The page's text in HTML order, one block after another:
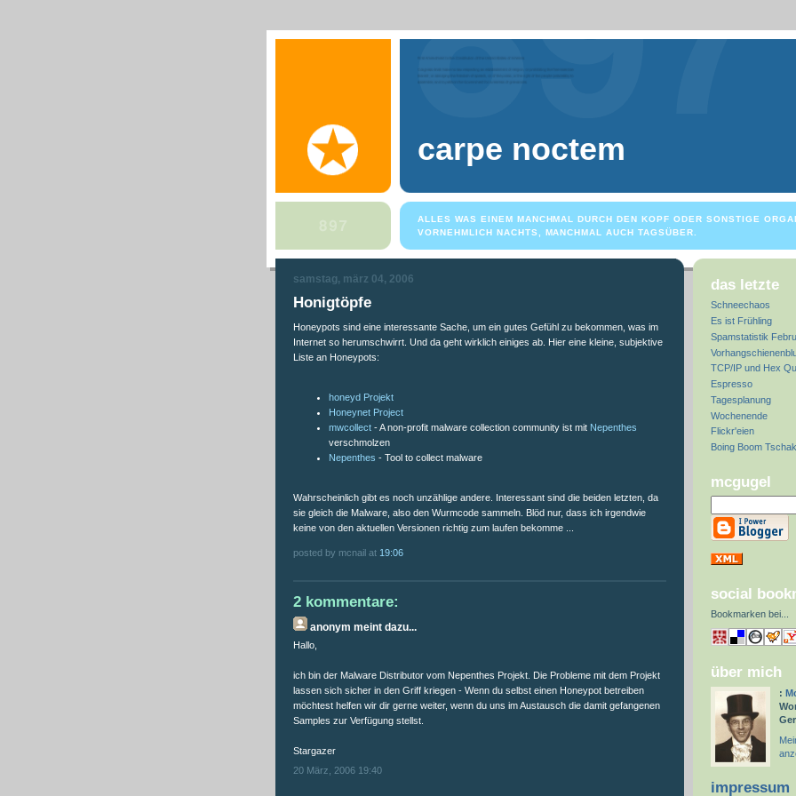
carpe noctem
ALLES WAS EINEM MANCHMAL DURCH DEN KOPF ODER SONSTIGE
VORNEHMLICH NACHTS, MANCHMAL AUCH TAGSÜBER.
samstag, märz 04, 2006
Honigtöpfe
Honeypots sind eine interessante Sache, um ein gutes Gefühl zu bekommen, was im
Internet so herumschwirrt. Und da geht wirklich einiges ab. Hier eine kleine, subjektive
Liste an Honeypots:
honeyd Projekt
Honeynet Project
mwcollect - A non-profit malware collection community ist mit Nepenthes
verschmolzen
Nepenthes - Tool to collect malware
Wahrscheinlich gibt es noch unzählige andere. Interessant sind die beiden letzten, da
sie gleich die Malware, also den Wurmcode sammeln. Blöd nur, dass ich irgendwie
keine von den aktuellen Versionen richtig zum laufen bekomme ...
posted by mcnail at 19:06
2 kommentare:
anonym meint dazu...
Hallo,
ich bin der Malware Distributor vom Nepenthes Projekt. Die Probleme mit dem Projekt
lassen sich sicher in den Griff kriegen - Wenn du selbst einen Honeypot betreiben
möchtest helfen wir dir gerne weiter, wenn du uns im Austausch die damit gefangenen
Samples zur Verfügung stellst.
Stargazer
20 März, 2006 19:40
das letzte
Schneechaos
Es ist Frühling
Spamstatistik
TCP/IP und Hex
Espresso
Tagesplanung
Wochenende
Flickr'eien
Boing Boom Tschak
mcgugel
social
Bookmarken bei
über mich
:
impressum